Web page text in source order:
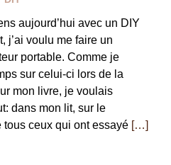
aujourd’hui avec un DIY
j’ai voulu me faire un
portable. Comme je
sur celui-ci lors de la
mon livre, je voulais
dans mon lit, sur le
ceux qui ont essayé […]